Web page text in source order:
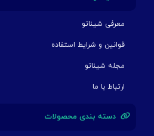
معرفی شیناتو
قوانین و شرایط استفاده
مجله شیناتو
ارتباط با ما
دسته بندی محصولات